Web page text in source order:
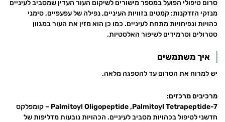
סרום טיפולי הפועל במספר מישורים לשיקום העור העדין שמסביב לעיניים
מנזקי הזדקנות: קמטים בזוויות העיניים, נפילה של עפעפיים, סימני
כהויות ונפיחויות מתחת לעיניים. כמו כן הוא מזין את העור במגוון
סטרולים וסרמידים לשיפור האלסטיות.
איך משתמשים
יש למרוח את הסרום עד להספגה מלאה.
מרכיבים מרכזים:
Palmitoyl Oligopeptide ,Palmitoyl Tetrapeptide-7 – קומפלקס
חדשני לטיפול בכהויות מסביב לעיניים. הכהויות נובעות מדליפות של